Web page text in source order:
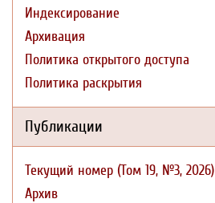
Индексирование
Архивация
Политика открытого доступа
Политика раскрытия
Публикации
Текущий номер (Том 19, №3, 2026)
Архив